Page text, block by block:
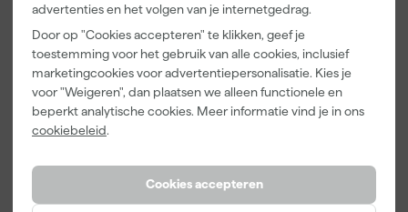
advertenties en het volgen van je internetgedrag.
Door op "Cookies accepteren" te klikken, geef je
toestemming voor het gebruik van alle cookies, inclusief
marketingcookies voor advertentiepersonalisatie. Kies je
voor "Weigeren", dan plaatsen we alleen functionele en
beperkt analytische cookies. Meer informatie vind je in ons
cookiebeleid.
Cookies accepteren
Rilly Multi
Ontvetter en
Verfreiniger –
0,5L
Morgen
bezorgd
6,99